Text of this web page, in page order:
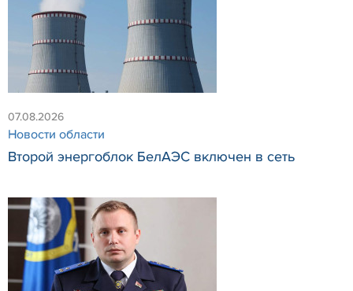
07.08.2026
Новости области
Второй энергоблок БелАЭС включен в сеть